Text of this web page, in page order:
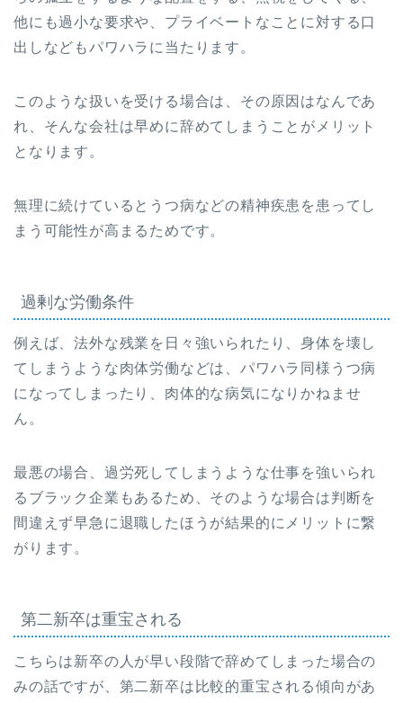
他にも過小な要求や、プライベートなことに対する口
出しなどもパワハラに当たります。
このような扱いを受ける場合は、その原因はなんであ
れ、そんな会社は早めに辞めてしまうことがメリット
となります。
無理に続けているとうつ病などの精神疾患を患ってし
まう可能性が高まるためです。
過剰な労働条件
例えば、法外な残業を日々強いられたり、身体を壊し
てしまうような肉体労働などは、パワハラ同様うつ病
になってしまったり、肉体的な病気になりかねませ
ん。
最悪の場合、過労死してしまうような仕事を強いられ
るブラック企業もあるため、そのような場合は判断を
間違えず早急に退職したほうが結果的にメリットに繋
がります。
第二新卒は重宝される
こちらは新卒の人が早い段階で辞めてしまった場合の
みの話ですが、第二新卒は比較的重宝される傾向があ